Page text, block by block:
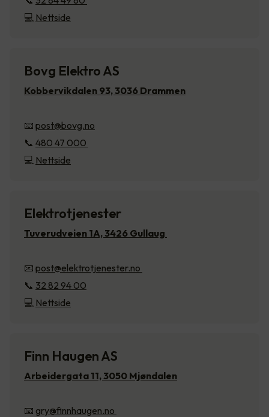
💻 Nettside
Bovg Elektro AS
Kobbervikdalen 93, 3036 Drammen
📧 post@bovg.no
📞 480 47 000
💻 Nettside
Elektrotjenester
Tuverudveien 1A, 3426 Gullaug
📧 post@elektrotjenester.no
📞 32 82 94 00
💻 Nettside
Finn Haugen AS
Arbeidergata 11, 3050 Mjøndalen
📧 gry@finnhaugen.no